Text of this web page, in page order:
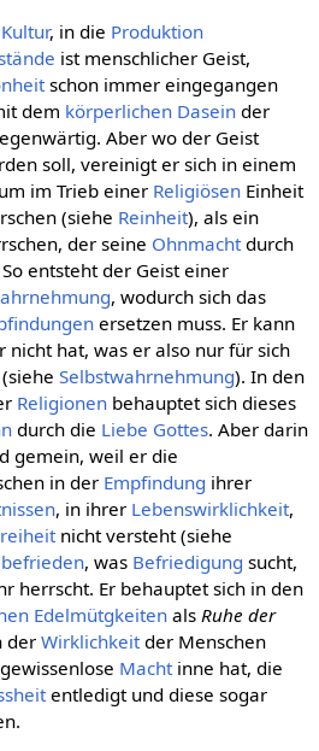
Kultur, in die Produktion
ist menschlicher Geist,
schon immer eingegangen
dem körperlichen Daseinder
Aber wo der Geist
soll, vereinigt er sich in einem
im Trieb einer ReligiösenEinheit
(siehe Reinheit), als ein
der seine Ohnmachtdurch
entsteht der Geist einer
, wodurch sich das
ersetzen muss. Er kann
nicht hat, was er also nur für sich
Selbstwahrnehmung). In den
Religionenbehauptet sich dieses
durch die Liebe Gottes. Aber darin
gemein, weil er die
in der Empfindung ihrer
, in ihrer Lebenswirklichkeit,
nicht versteht (siehe
befrieden, was Befriedigung sucht,
herrscht. Er behauptet sich in den
Edelmütgkeitenals Ruhe der
der Wirklichkeitder Menschen
Machtinne hat, die
entledigt und diese sogar